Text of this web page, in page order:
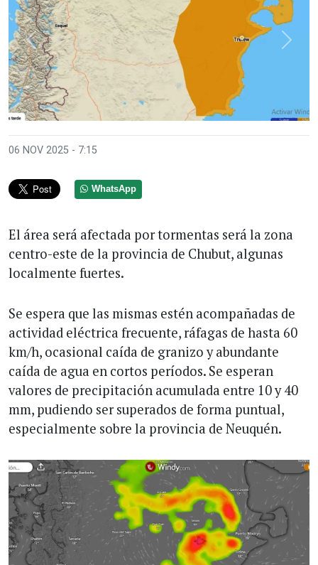
Anterior
06 NOV 2025 - 7:15
WhatsApp
El área será afectada por tormentas será la zona
centro-este de la provincia de Chubut, algunas
localmente fuertes.
Se espera que las mismas estén acompañadas de
actividad eléctrica frecuente, ráfagas de hasta 60
km/h, ocasional caída de granizo y abundante
caída de agua en cortos períodos. Se esperan
valores de precipitación acumulada entre 10 y 40
mm, pudiendo ser superados de forma puntual,
especialmente sobre la provincia de Neuquén.